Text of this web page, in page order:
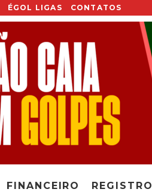
ÉGOL LIGAS CONTATOS
FINANCEIRO REGISTRO